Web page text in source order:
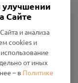
«Смоленский
улучшении
Сайте
и анализа
cookies и
от иных
– в Политике